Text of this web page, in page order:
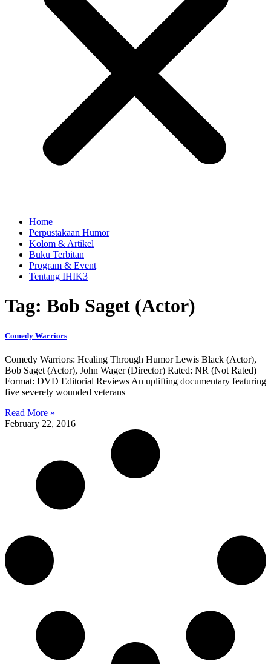
Home
Perpustakaan Humor
Kolom & Artikel
Buku Terbitan
Program & Event
Tentang IHIK3
Tag: Bob Saget (Actor)
Comedy Warriors
Comedy Warriors: Healing Through Humor Lewis Black (Actor),
Bob Saget (Actor), John Wager (Director) Rated: NR (Not Rated)
Format: DVD Editorial Reviews An uplifting documentary featuring
five severely wounded veterans
Read More »
February 22, 2016